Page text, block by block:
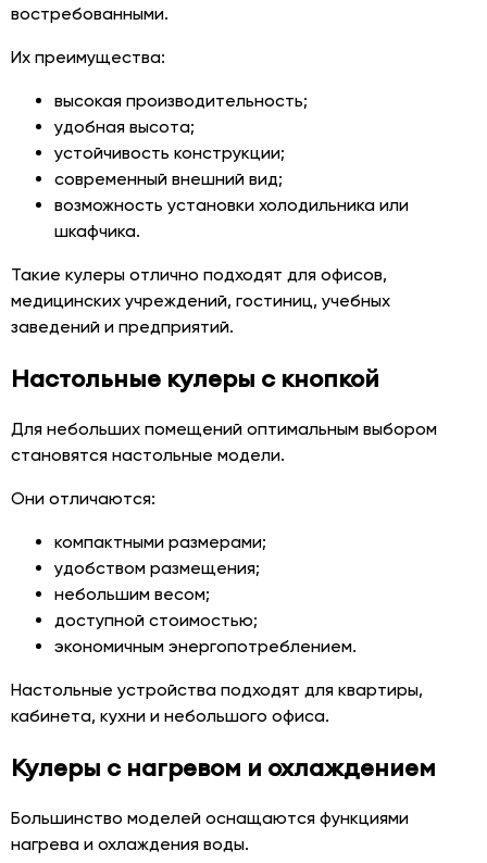
востребованными.
Их преимущества:
высокая производительность;
удобная высота;
устойчивость конструкции;
современный внешний вид;
возможность установки холодильника или
шкафчика.
Такие кулеры отлично подходят для офисов,
медицинских учреждений, гостиниц, учебных
заведений и предприятий.
Настольные кулеры с кнопкой
Для небольших помещений оптимальным выбором
становятся настольные модели.
Они отличаются:
компактными размерами;
удобством размещения;
небольшим весом;
доступной стоимостью;
экономичным энергопотреблением.
Настольные устройства подходят для квартиры,
кабинета, кухни и небольшого офиса.
Кулеры с нагревом и охлаждением
Большинство моделей оснащаются функциями
нагрева и охлаждения воды.